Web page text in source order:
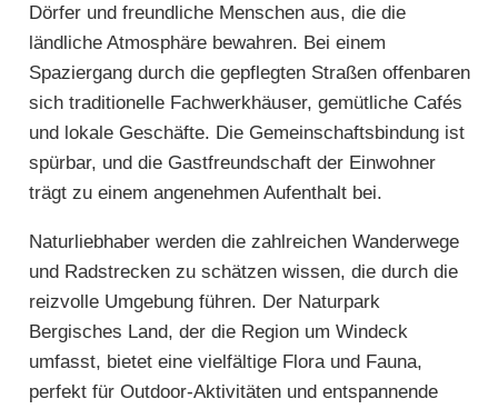
Dörfer und freundliche Menschen aus, die die
ländliche Atmosphäre bewahren. Bei einem
Spaziergang durch die gepflegten Straßen offenbaren
sich traditionelle Fachwerkhäuser, gemütliche Cafés
und lokale Geschäfte. Die Gemeinschaftsbindung ist
spürbar, und die Gastfreundschaft der Einwohner
trägt zu einem angenehmen Aufenthalt bei.
Naturliebhaber werden die zahlreichen Wanderwege
und Radstrecken zu schätzen wissen, die durch die
reizvolle Umgebung führen. Der Naturpark
Bergisches Land, der die Region um Windeck
umfasst, bietet eine vielfältige Flora und Fauna,
perfekt für Outdoor-Aktivitäten und entspannende